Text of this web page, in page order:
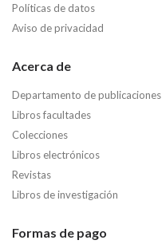
Políticas de datos
Aviso de privacidad
Acerca de
Departamento de publicaciones
Libros facultades
Colecciones
Libros electrónicos
Revistas
Libros de investigación
Formas de pago